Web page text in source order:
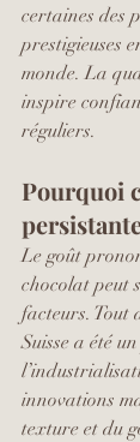
certaines des
prestigieuses
monde. La
inspire
réguliers.
Pourquoi
Le goût
chocolat peut
facteurs. Tout
Suisse a été
innovations
texture et du